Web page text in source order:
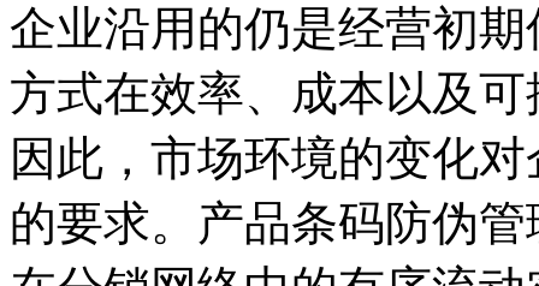
企业沿用的仍是经营初
方式在效率、成本以及
因此，市场环境的变化
的要求。产品条码防伪